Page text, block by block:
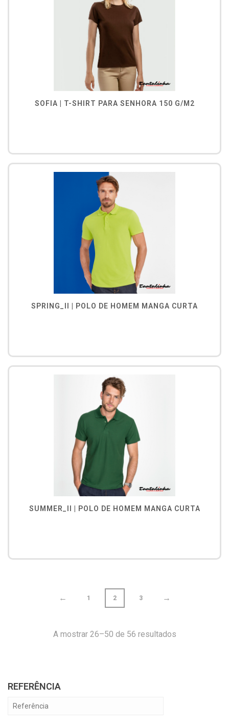
SOFIA | T-SHIRT PARA SENHORA 150 G/M2
SPRING_II | POLO DE HOMEM MANGA CURTA
SUMMER_II | POLO DE HOMEM MANGA CURTA
← 1 2 3 →
A mostrar 26–50 de 56 resultados
REFERÊNCIA